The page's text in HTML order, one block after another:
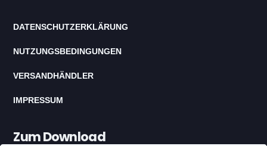
DATENSCHUTZERKLÄRUNG
NUTZUNGSBEDINGUNGEN
VERSANDHÄNDLER
IMPRESSUM
Zum Download